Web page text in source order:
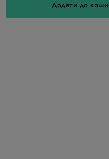
Додати до